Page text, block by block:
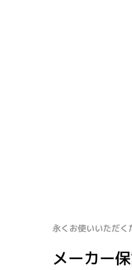
永くお使いいただく
メーカー